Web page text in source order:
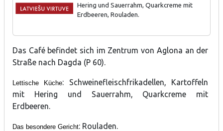
Hering und Sauerrahm, Quarkcreme mit
Erdbeeren, Rouladen.
Das Café befindet sich im Zentrum von Aglona an der
Straße nach Dagda (P 60).
Lettische Küche: Schweinefleischfrikadellen, Kartoffeln
mit Hering und Sauerrahm, Quarkcreme mit
Erdbeeren.
Das besondere Gericht: Rouladen.